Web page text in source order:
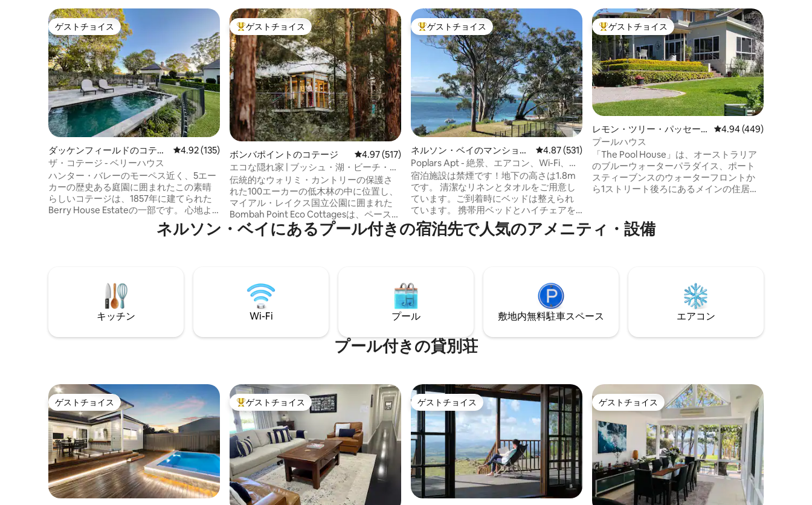
ゲストチョイス
ゲストチョイス
ダッケンフィールドのコテー
ジ
レビュー135件、5つ星中4.92つ星の平均評価
4.92 (135)
ザ・コテージ - ベリーハウス
ハンター・バレーのモーペス近く、5エー
カーの歴史ある庭園に囲まれたこの素晴
らしいコテージは、1857年に建てられた
Berry House Estateの一部です。 心地よ
くくつろいだり、リラックスしたり、ハ
ンター・バレー全体を探索したりしまし
を散策したり、農場の新鮮な卵を集めた
り、鶏や羊に餌をやったり、ただくつろ
いだりしてください。お子様にとって楽
しい場所です。ご要望に応じて犬をお連
れいただけます。
大好評のゲストチョイスです。
ゲストチョイス
ボンバポイントのコテージ レビュー517件、5つ星中4.97つ星の平均評価
4.97 (517)
エコな隠れ家 | ブッシュ・湖・ビーチ・焚
き火
伝統的なウォリミ・カントリーの保護さ
れた100エーカーの低木林の中に位置し、
マイアル・レイクス国立公園に囲まれた
Bombah Point Eco Cottagesは、ペースダ
ウンして、自然とのつながりを取り戻
し、深呼吸できる場所です。鳥のさえず
スしましょう。特別な日のお祝い、冒
険、または単に休息を求める場合でも、
ボンバは自然と再びつながり、リフレッ
シュした気分で帰ることができる、貴重
大好評のゲストチョイスです。
ゲストチョイス
ネルソン・ベイのマンショ
ン・アパート
レビュー531件、5つ星中4.87つ星の平均評価
4.87 (531)
Poplars Apt - 絶景、エアコン、Wi-Fi、プ
ール
宿泊施設は禁煙です！地下の高さは1.8m
です。 清潔なリネンとタオルをご用意し
ています。ご到着時にベッドは整えられ
ています。 携帯用ベッドとハイチェアを
ご用意しています。 無制限の無料Wi-Fi。
ご自身のストリーミングアカウントにア
ラマリーナ、レストラン、スーパー、シ
ョップ、クラブまで徒歩ですぐです。
注：冬季はプールは閉鎖されています。
大好評のゲストチョイスです。
ゲストチョイス
レモン・ツリー・パッセー
ジの離れ
レビュー449件、5つ星
4.94 (449)
プールハウス
「The Pool House」は、オーストラリア
のブルーウォーターパラダイス、ポート
スティーブンスのウォーターフロントか
ら1ストリート後ろにあるメインの住居の
ト専用です。 ウォーターフロントリザー
ブは徒歩2分です。前岸に沿って進むと10
ランドリー、カフェ/レストラン、郵便
局、薬局、肉屋、酒屋があります！
ネルソン・ベイにあるプール付きの宿泊先で人気のアメニティ・設備
キッチン Wi-Fi プール 敷地内無料駐⁠車ス⁠ペ⁠ー⁠ス エアコン
プール付きの貸別荘
ゲストチョイス
ゲストチョイス 大好評のゲストチョイスです。
ゲストチョイス ゲストチョイス
ゲストチョイス ゲストチョイス
ゲストチョイス